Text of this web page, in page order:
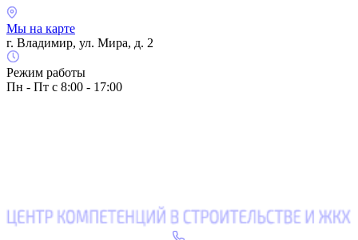
Мы на карте
г. Владимир, ул. Мира, д. 2
Режим работы
Пн - Пт с 8:00 - 17:00